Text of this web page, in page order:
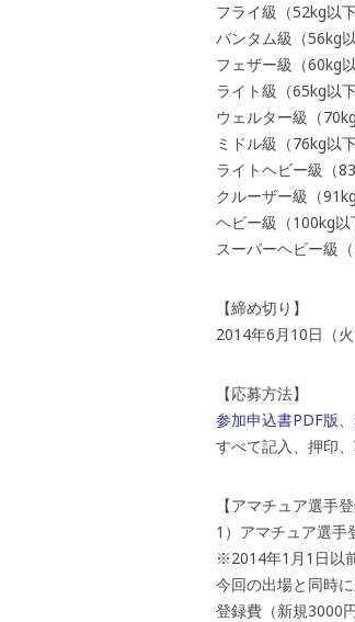
フライ級（52kg以下
バンタム級（56kg以
フェザー級（60kg以
ライト級（65kg以下
ウェルター級（70kg
ミドル級（76kg以下
ライトヘビー級（
クルーザー級（91kg
ヘビー級（100kg以
スーパーヘビー級（
【締め切り】
2014年6月10日（
【応募方法】
参加申込書PDF版、
すべて記入、押印
【アマチュア選手
1）アマチュア選手
※2014年1月1日以
今回の出場と同時
登録費（新規3000